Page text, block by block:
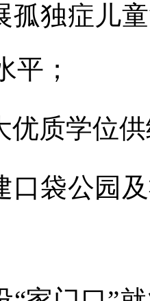
孤独症儿
平 ；
优质学位
口袋公园